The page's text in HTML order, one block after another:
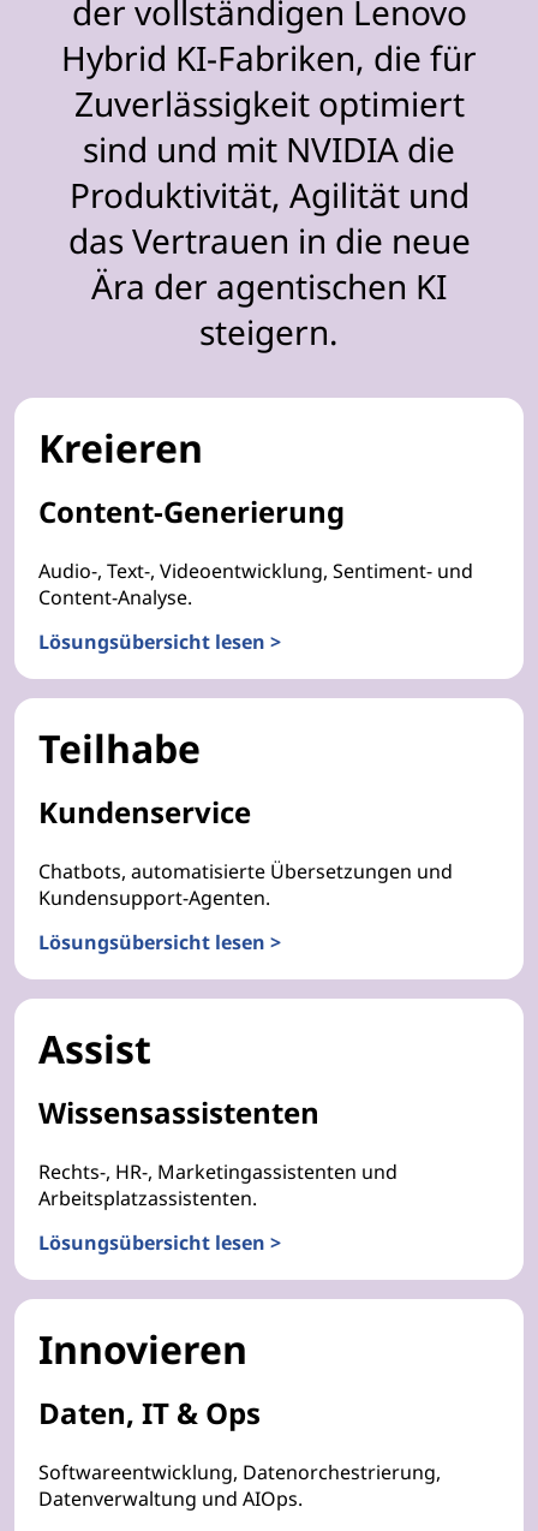
der vollständigen Lenovo
Hybrid KI-Fabriken, die für
Zuverlässigkeit optimiert
sind und mit NVIDIA die
Produktivität, Agilität und
das Vertrauen in die neue
Ära der agentischen KI
steigern.
Kreieren
Content-Generierung
Audio-, Text-, Videoentwicklung, Sentiment- und
Content-Analyse.
Lösungsübersicht lesen >
Teilhabe
Kundenservice
Chatbots, automatisierte Übersetzungen und
Kundensupport-Agenten.
Lösungsübersicht lesen >
Assist
Wissensassistenten
Rechts-, HR-, Marketingassistenten und
Arbeitsplatzassistenten.
Lösungsübersicht lesen >
Innovieren
Daten, IT & Ops
Softwareentwicklung, Datenorchestrierung,
Datenverwaltung und AIOps.